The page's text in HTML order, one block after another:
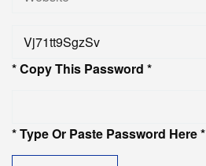
* Copy This Password *
* Type Or Paste Password Here *